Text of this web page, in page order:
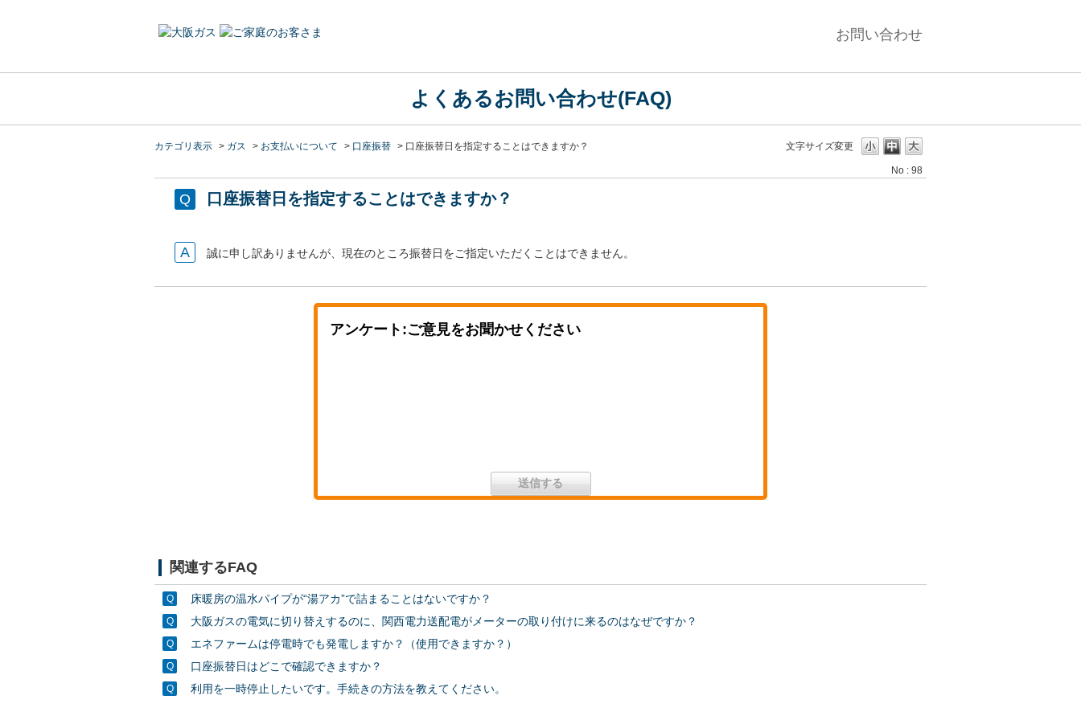
お問い合わせ
よくあるお問い合わせ(FAQ)
文字サイズ変更
カテゴリ表示 > ガス > お支払いについて > 口座振替 > 口座振替日を指定することはできますか？
No : 98
口座振替日を指定することはできますか？
誠に申し訳ありませんが、現在のところ振替日をご指定いただくことはできません。
アンケート:ご意見をお聞かせください
関連するFAQ
床暖房の温水パイプが“湯アカ”で詰まることはないですか？
大阪ガスの電気に切り替えするのに、関西電力送配電がメーターの取り付けに来るのはなぜですか？
エネファームは停電時でも発電しますか？（使用できますか？）
口座振替日はどこで確認できますか？
利用を一時停止したいです。手続きの方法を教えてください。